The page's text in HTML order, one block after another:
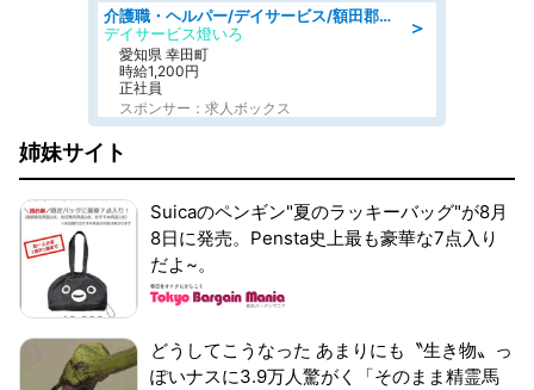
＞
介護職・ヘルパー/デイサービス/額田郡幸田町/JR東海道本線 幸田/愛知県
デイサービス燈いろ
愛知県 幸田町
時給1,200円
正社員
スポンサー：求人ボックス
姉妹サイト
Suicaのペンギン"夏のラッキーバッグ"が8月
8日に発売。Pensta史上最も豪華な7点入り
だよ~。
どうしてこうなった あまりにも〝生き物〟っ
ぽいナスに3.9万人驚がく「そのまま精霊馬